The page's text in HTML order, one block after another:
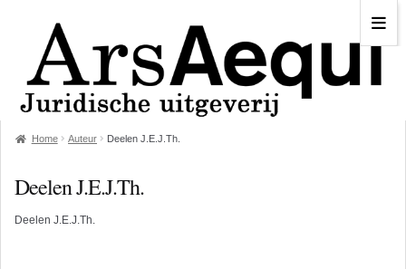
Home Auteur Deelen J.E.J.Th.
Deelen J.E.J.Th.
Deelen J.E.J.Th.